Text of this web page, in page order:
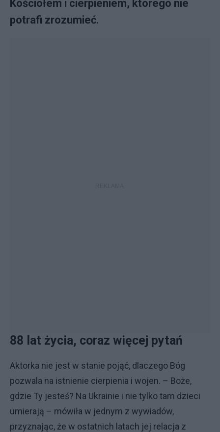
Kościołem i cierpieniem, którego nie
potrafi zrozumieć.
88 lat życia, coraz więcej pytań
Aktorka nie jest w stanie pojąć, dlaczego Bóg
pozwala na istnienie cierpienia i wojen. – Boże,
gdzie Ty jesteś? Na Ukrainie i nie tylko tam dzieci
umierają – mówiła w jednym z wywiadów,
przyznając, że w ostatnich latach jej relacja z